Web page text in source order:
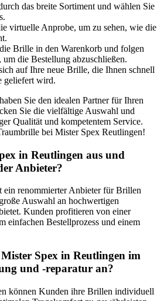
das breite Sortiment und wählen Sie
virtuelle Anprobe, um zu sehen, wie die
Brille in den Warenkorb und folgen
die Bestellung abzuschließen.
auf Ihre neue Brille, die Ihnen schnell
geliefert wird.
Sie den idealen Partner für Ihren
Sie die vielfältige Auswahl und
Qualität und kompetentem Service.
bei Mister Spex Reutlingen!
in Reutlingen aus und
Anbieter?
ein renommierter Anbieter für Brillen
Auswahl an hochwertigen
Kunden profitieren von einer
einfachen Bestellprozess und einem
Mister Spex in Reutlingen im
und -reparatur an?
können Kunden ihre Brillen individuell